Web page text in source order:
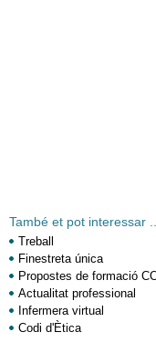
També et pot interessar
Treball
Finestreta única
Propostes de formació
Actualitat professional
Infermera virtual
Codi d'Ètica